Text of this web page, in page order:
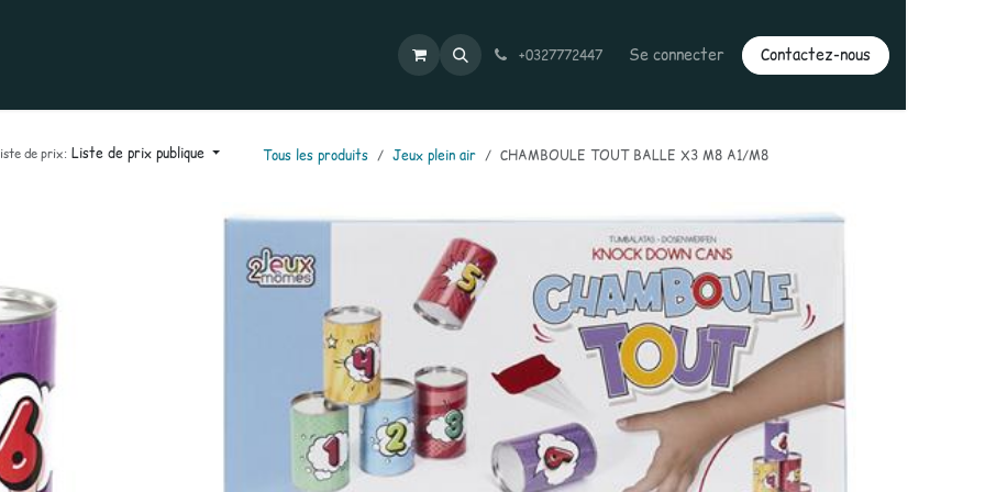
Contactez-nous +0327772447 Se connecter Contactez-nous
de prix: Liste de prix publique Tous les produits Jeux plein air CHAMBOULE TOUT BALLE X3 M8 A1/M8